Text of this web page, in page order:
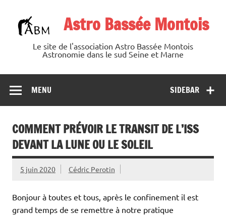
content
Astro Bassée Montois
Le site de l'association Astro Bassée Montois
Astronomie dans le sud Seine et Marne
SIDEBAR
MENU
COMMENT PRÉVOIR LE TRANSIT DE L’ISS
DEVANT LA LUNE OU LE SOLEIL
5 juin 2020 Cédric Perotin
Bonjour à toutes et tous, après le confinement il est
grand temps de se remettre à notre pratique